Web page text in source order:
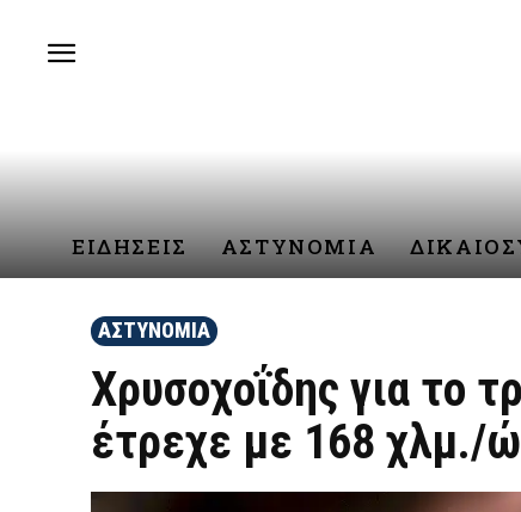
ΕΙΔΗΣΕΙΣ ΑΣΤΥΝΟΜΙΑ
ΑΣΤΥΝΟΜΙΑ
Χρυσοχοΐδης για το
έτρεχε με 168 χλμ./